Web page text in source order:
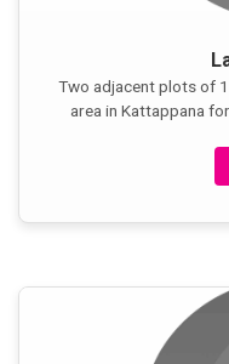
Two adjacent plots of
area in Kattappana